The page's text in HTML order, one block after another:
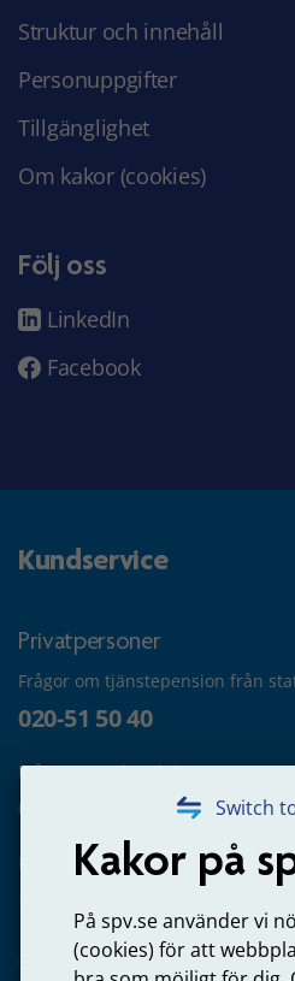
Switch
Kakor på
På spv.se använder vi
(cookies) för att
Struktur och innehåll
Personuppgifter
Tillgänglighet
Om kakor (cookies)
Följ oss
LinkedIn
Facebook
Kundservice
Privatpersoner
Frågor om tjänstepension från
020-51 50 40
Frågor om utbetalning
020-65 00 65
Kontakta oss